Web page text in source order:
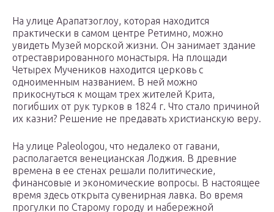
На улице Арапатзоглоу, которая находится
практически в самом центре Ретимно, можно
увидеть Музей морской жизни. Он занимает здание
отреставрированного монастыря. На площади
Четырех Мучеников находится церковь с
одноименным названием. В ней можно
прикоснуться к мощам трех жителей Крита,
погибших от рук турков в 1824 г. Что стало причиной
их казни? Решение не предавать христианскую веру.
На улице Paleologou, что недалеко от гавани,
располагается венецианская Лоджия. В древние
времена в ее стенах решали политические,
финансовые и экономические вопросы. В настоящее
время здесь открыта сувенирная лавка. Во время
прогулки по Старому городу и набережной